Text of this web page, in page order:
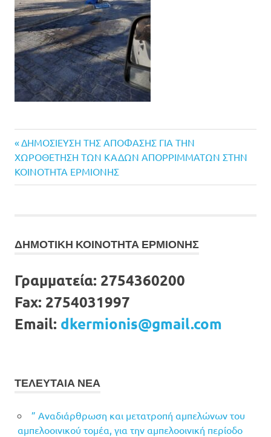
Πλοήγηση
άρθρων
Previous
Post:
ΔΗΜΟΣΙΕΥΣΗ ΤΗΣ ΑΠΟΦΑΣΗΣ ΓΙΑ ΤΗΝ
ΧΩΡΟΘΕΤΗΣΗ ΤΩΝ ΚΑΔΩΝ ΑΠΟΡΡΙΜΜΑΤΩΝ ΣΤΗΝ
ΚΟΙΝΟΤΗΤΑ ΕΡΜΙΟΝΗΣ
ΔΗΜΟΤΙΚΗ ΚΟΙΝΟΤΗΤΑ ΕΡΜΙΟΝΗΣ
Γραμματεία: 2754360200
Fax: 2754031997
Email: dkermionis@gmail.com
ΤΕΛΕΥΤΑΙΑ ΝΕΑ
” Αναδιάρθρωση και μετατροπή αμπελώνων του
αμπελοοινικού τομέα, για την αμπελοοινική περίοδο